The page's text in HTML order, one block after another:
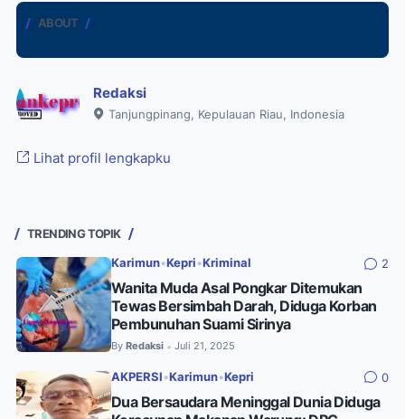
ABOUT
Redaksi
Tanjungpinang, Kepulauan Riau, Indonesia
Lihat profil lengkapku
TRENDING TOPIK
Karimun•Kepri •Kriminal 2
Wanita Muda Asal Pongkar Ditemukan
Tewas Bersimbah Darah, Diduga Korban
Pembunuhan Suami Sirinya
By Redaksi • Juli 21, 2025
AKPERSI •Karimun•Kepri 0
Dua Bersaudara Meninggal Dunia Diduga